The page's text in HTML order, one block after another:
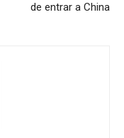
de entrar a China